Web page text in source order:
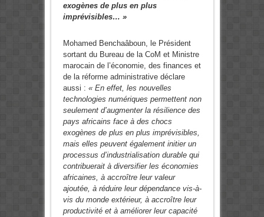
exogènes de plus en plus
imprévisibles… »
Mohamed Benchaâboun, le Président
sortant du Bureau de la CoM et Ministre
marocain de l’économie, des finances et
de la réforme administrative déclare
aussi : « En effet, les nouvelles
technologies numériques permettent non
seulement d’augmenter la résilience des
pays africains face à des chocs
exogènes de plus en plus imprévisibles,
mais elles peuvent également initier un
processus d’industrialisation durable qui
contribuerait à diversifier les économies
africaines, à accroître leur valeur
ajoutée, à réduire leur dépendance vis-à-
vis du monde extérieur, à accroître leur
productivité et à améliorer leur capacité